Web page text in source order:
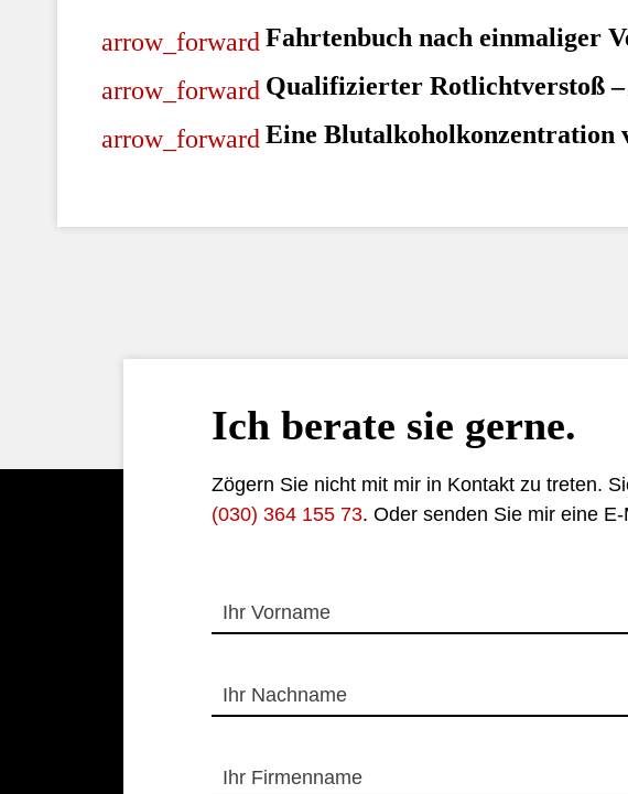
Fahrtenbuch nach einmaliger
Qualifizierter Rotlichtverstoß
Eine Blutalkoholkonzentration
Ich berate sie gerne.
Zögern Sie nicht mit mir in Kontakt zu treten.
(030) 364 155 73. Oder senden Sie mir eine
Ihr Vorname
Ihr Nachname
Ihr Firmenname